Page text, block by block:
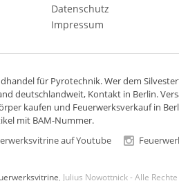
Datenschutz
Impressum
für Pyrotechnik. Wer dem
deutschlandweit, Kontakt in Berlin.
kaufen und Feuerwerksverkauf in
mit BAM-Nummer.
auf Youtube
, Julius Nowottnick - Alle